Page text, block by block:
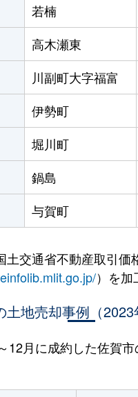
若楠
高木瀬東
川副町大字福富
伊勢町
堀川町
鍋島
与賀町
土交通省不動産取引価
）を加
土地売却事例（2023
12月に成約した佐賀